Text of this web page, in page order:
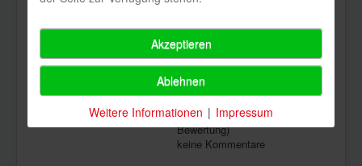
piknik_7
Kategorie
Canlar piknik resimleri
Autor: Keine Angabe
Zugriffe: 7148
Downloads: 1277
Bewertung: 5,00 (1
Bewertung)
keine Kommentare
Akzeptieren
Ablehnen
Weitere Informationen | Impressum